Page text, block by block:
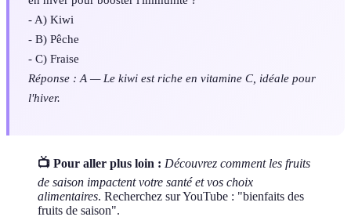
- A) Kiwi
- B) Pêche
- C) Fraise
Réponse : A — Le kiwi est riche en vitamine C, idéale pour
l'hiver.
📺 Pour aller plus loin : Découvrez comment les fruits
de saison impactent votre santé et vos choix
alimentaires. Recherchez sur YouTube : "bienfaits des
fruits de saison".